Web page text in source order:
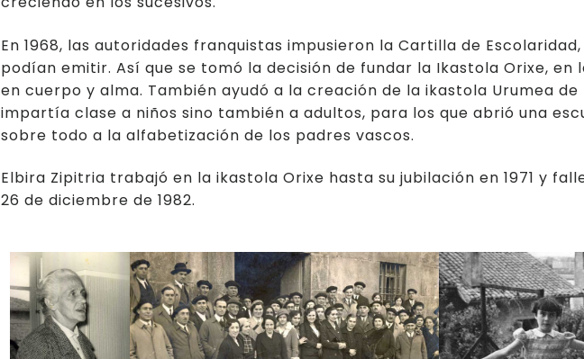
En 1968, las autoridades franquistas impusieron la Cartilla de
podían emitir. Así que se tomó la decisión de fundar la Ikastola Orixe, en
en cuerpo y alma. También ayudó a la creación de la ikastola Urumea de
impartía clase a niños sino también a adultos, para los que abrió una
sobre todo a la alfabetización de los padres vascos.
Elbira Zipitria trabajó en la ikastola Orixe hasta su jubilación en 1971 y
26 de diciembre de 1982.